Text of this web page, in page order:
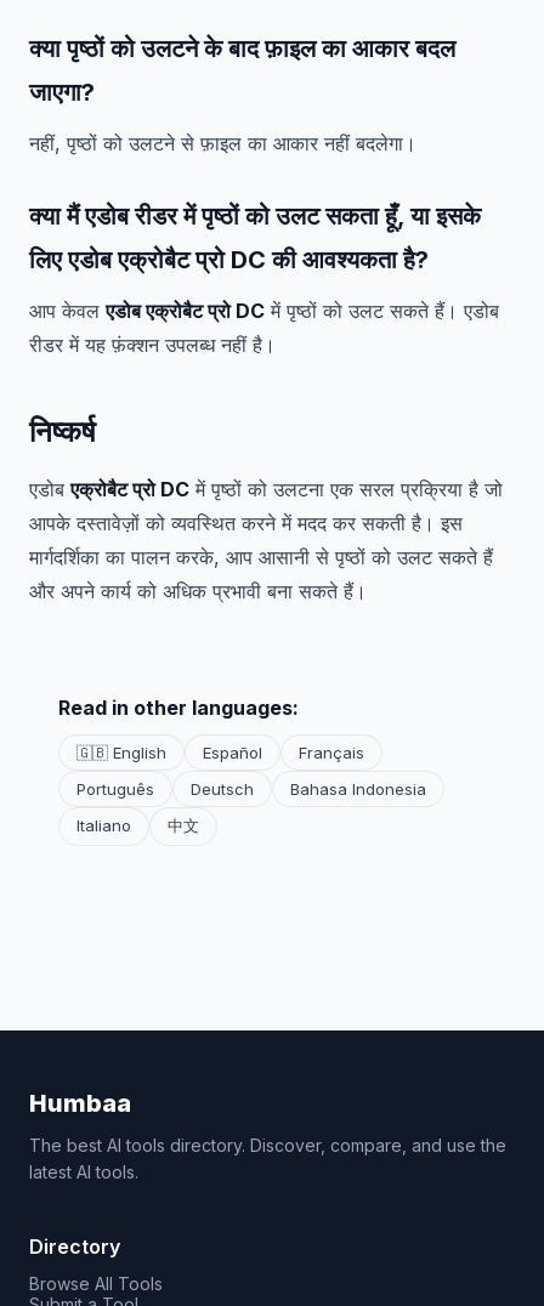
क्या पृष्ठों को उलटने के बाद फ़ाइल का आकार बदल
जाएगा?
नहीं, पृष्ठों को उलटने से फ़ाइल का आकार नहीं बदलेगा।
क्या मैं एडोब रीडर में पृष्ठों को उलट सकता हूँ, या इसके
लिए एडोब एक्रोबैट प्रो DC की आवश्यकता है?
आप केवलएडोब एक्रोबैट प्रो DC में पृष्ठों को उलट सकते हैं। एडोब
रीडर में यह फ़ंक्शन उपलब्ध नहीं है।
निष्कर्ष
एडोबएक्रोबैट प्रो DC में पृष्ठों को उलटना एक सरल प्रक्रिया है जो
आपके दस्तावेज़ों को व्यवस्थित करने में मदद कर सकती है। इस
मार्गदर्शिका का पालन करके, आप आसानी से पृष्ठों को उलट सकते हैं
और अपने कार्य को अधिक प्रभावी बना सकते हैं।
Read in other languages:
🇬🇧 English Español
Français
Português
Deutsch
Bahasa Indonesia
Italiano
中文
Humbaa
The best AI tools directory. Discover, compare, and use the
latest AI tools.
Directory
Browse All Tools